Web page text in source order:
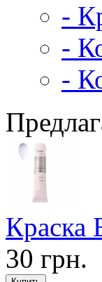
-
-
-
30 грн.